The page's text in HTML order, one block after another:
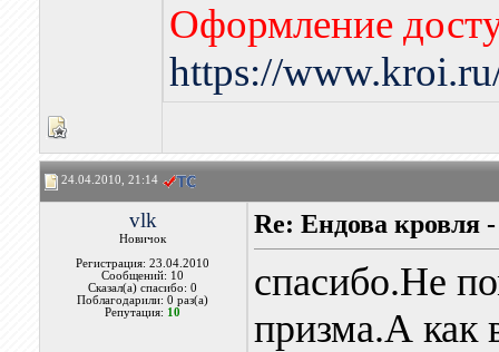
Оформление
https://
24.04.2010, 21:14
vlk
Новичок
Регистрация: 23.04.2010
Сообщений: 10
Сказал(а) спасибо: 0
Поблагодарили: 0 раз(а)
Репутация: 10
Re: Ендова кровля
спасибо.Не
призма.А как